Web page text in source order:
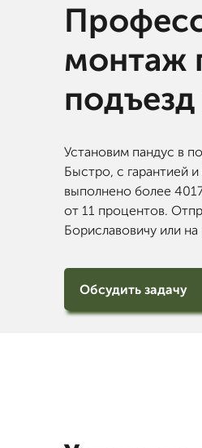
монтаж
Установим пандус в
Быстро, с гарантией
выполнено более
от 11 процентов.
Бориславовичу или
Обсудить задачу